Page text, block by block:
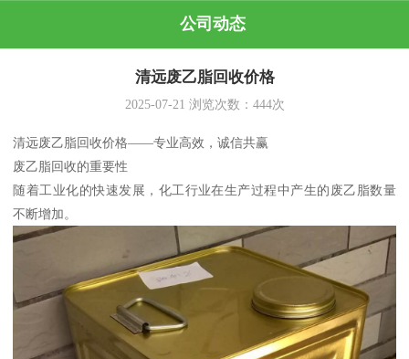
公司动态
清远废乙脂回收价格
2025-07-21 浏览次数： 444次
清远废乙脂回收价格——专业高效，诚信共赢
废乙脂回收的重要性
随着工业化的快速发展，化工行业在生产过程中产生的废乙脂数量
不断增加。